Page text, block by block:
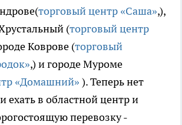
торговый центр «Саша»,),
(торговый центр
Коврове (торговый
,) и городе Муроме
«Домашний» ). Теперь нет
ехать в областной центр и
перевозку -